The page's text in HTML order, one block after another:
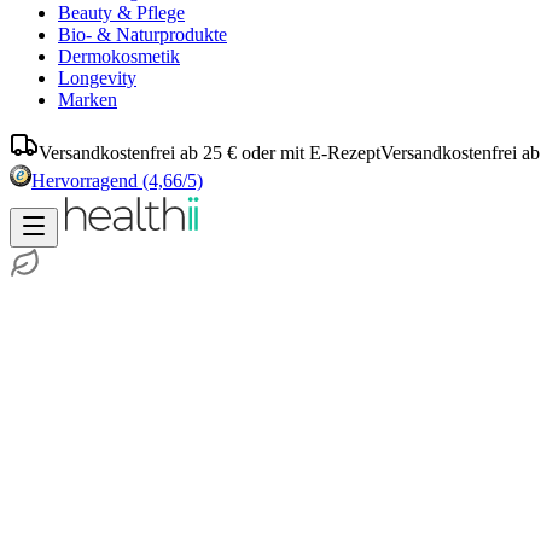
Beauty & Pflege
Bio- & Naturprodukte
Dermokosmetik
Longevity
Marken
Versandkostenfrei ab 25 € oder mit E-RezeptVersandkostenfrei
Hervorragend (4,66/5)